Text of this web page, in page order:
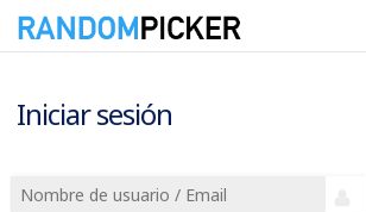
Iniciar sesión